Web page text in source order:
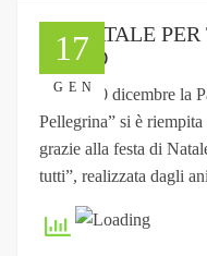
17
GEN
UN NATALE
GUIDO
Sabato 20 dicembre la
Pellegrina” si è
grazie alla festa di
tutti”, realizzata dagli